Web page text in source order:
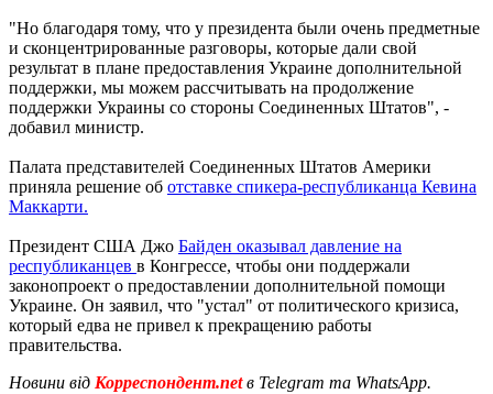
"Но благодаря тому, что у президента были очень предметные
и сконцентрированные разговоры, которые дали свой
результат в плане предоставления Украине дополнительной
поддержки, мы можем рассчитывать на продолжение
поддержки Украины со стороны Соединенных Штатов", -
добавил министр.
Палата представителей Соединенных Штатов Америки
приняла решение об отставке спикера-республиканца Кевина
Маккарти.
Президент США Джо Байден оказывал давление на
республиканцев в Конгрессе, чтобы они поддержали
законопроект о предоставлении дополнительной помощи
Украине. Он заявил, что "устал" от политического кризиса,
который едва не привел к прекращению работы
правительства.
Новини від Корреспондент.netв Telegram та WhatsApp.